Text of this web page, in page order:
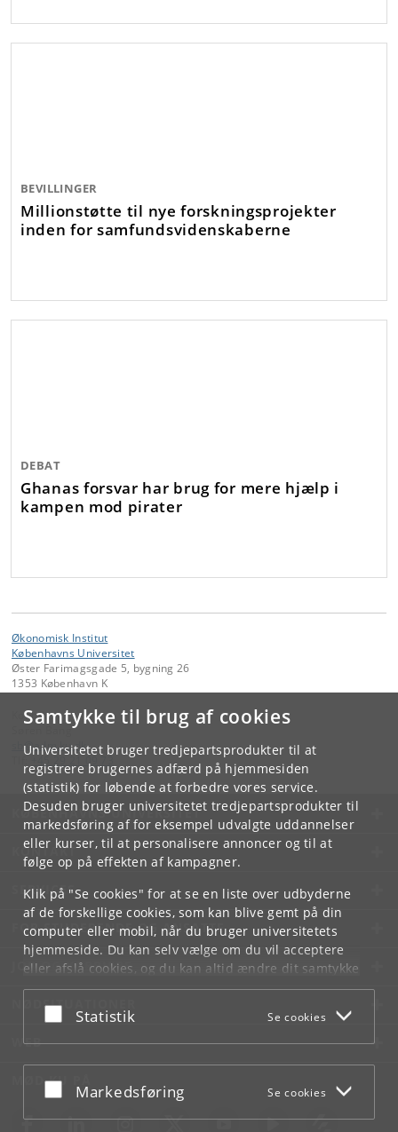
Samtykke til brug af cookies
Universitetet bruger tredjepartsprodukter til at
registrere brugernes adfærd på hjemmesiden
(statistik) for løbende at forbedre vores service.
Desuden bruger universitetet tredjepartsprodukter til
markedsføring af for eksempel udvalgte uddannelser
eller kurser, til at personalisere annoncer og til at
følge op på effekten af kampagner.
Klik på "Se cookies" for at se en liste over udbyderne
af de forskellige cookies, som kan blive gemt på din
computer eller mobil, når du bruger universitetets
hjemmeside. Du kan selv vælge om du vil acceptere
eller afslå cookies, og du kan altid ændre dit samtykke
underCookie- og privatlivspolitiksom du finder i
bunden af hver side.
Acceptér eller afslå
Statistik Se cookies
Acceptér eller afslå
Markedsføring Se cookies
BEVILLINGER
Millionstøtte til nye forskningsprojekter
inden for samfundsvidenskaberne
DEBAT
Ghanas forsvar har brug for mere hjælp i
kampen mod pirater
Økonomisk Institut
Københavns Universitet
Øster Farimagsgade 5, bygning 26
1353 København K
Kontakt:
@adm .ku.dk
KØBENHAVNS UNIVERSITET
KONTAKT
SERVICES
FOR STUDERENDE OG ANSATTE
JOB OG KARRIERE
NØDSITUATIONER
WEB
MØD KU PÅ